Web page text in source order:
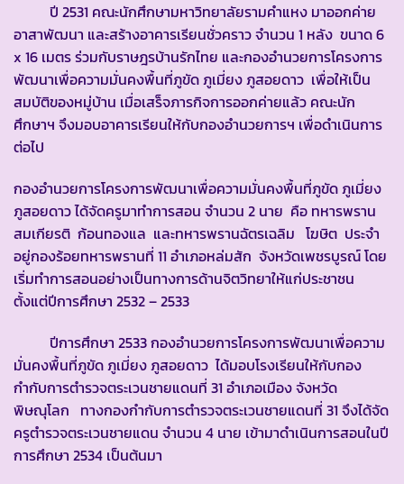
ปี 2531 คณะนักศึกษามหาวิทยาลัยรามคำแหง มาออกค่าย
อาสาพัฒนา และสร้างอาคารเรียนชั่วคราว จำนวน 1 หลัง ขนาด 6
x 16 เมตร ร่วมกับราษฎรบ้านรักไทย และกองอำนวยการโครงการ
พัฒนาเพื่อความมั่นคงพื้นที่ภูขัด ภูเมี่ยง ภูสอยดาว เพื่อให้เป็น
สมบัติของหมู่บ้าน เมื่อเสร็จภารกิจการออกค่ายแล้ว คณะนัก
ศึกษาฯ จึงมอบอาคารเรียนให้กับกองอำนวยการฯ เพื่อดำเนินการ
ต่อไป
กองอำนวยการโครงการพัฒนาเพื่อความมั่นคงพื้นที่ภูขัด ภูเมี่ยง
ภูสอยดาว ได้จัดครูมาทำการสอน จำนวน 2 นาย คือ ทหารพราน
สมเกียรติ ก้อนทองแล และทหารพรานฉัตรเฉลิม โฆษิต ประจำ
อยู่กองร้อยทหารพรานที่ 11 อำเภอหล่มสัก จังหวัดเพชรบูรณ์ โดย
เริ่มทำการสอนอย่างเป็นทางการด้านจิตวิทยาให้แก่ประชาชน
ตั้งแต่ปีการศึกษา 2532 – 2533
ปีการศึกษา 2533 กองอำนวยการโครงการพัฒนาเพื่อความ
มั่นคงพื้นที่ภูขัด ภูเมี่ยง ภูสอยดาว ได้มอบโรงเรียนให้กับกอง
กำกับการตำรวจตระเวนชายแดนที่ 31 อำเภอเมือง จังหวัด
พิษณุโลก ทางกองกำกับการตำรวจตระเวนชายแดนที่ 31 จึงได้จัด
ครูตำรวจตระเวนชายแดน จำนวน 4 นาย เข้ามาดำเนินการสอนในปี
การศึกษา 2534 เป็นต้นมา